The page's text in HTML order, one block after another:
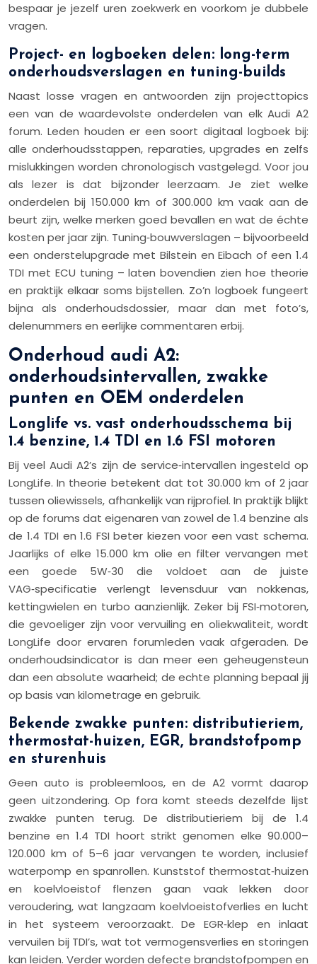
bespaar je jezelf uren zoekwerk en voorkom je dubbele
vragen.
Project- en logboeken delen: long-term
onderhoudsverslagen en tuning-builds
Naast losse vragen en antwoorden zijn projecttopics
een van de waardevolste onderdelen van elk Audi A2
forum. Leden houden er een soort digitaal logboek bij:
alle onderhoudsstappen, reparaties, upgrades en zelfs
mislukkingen worden chronologisch vastgelegd. Voor jou
als lezer is dat bijzonder leerzaam. Je ziet welke
onderdelen bij 150.000 km of 300.000 km vaak aan de
beurt zijn, welke merken goed bevallen en wat de échte
kosten per jaar zijn. Tuning‑bouwverslagen – bijvoorbeeld
een onderstelupgrade met Bilstein en Eibach of een 1.4
TDI met ECU tuning – laten bovendien zien hoe theorie
en praktijk elkaar soms bijstellen. Zo’n logboek fungeert
bijna als onderhoudsdossier, maar dan met foto’s,
delenummers en eerlijke commentaren erbij.
Onderhoud audi A2:
onderhoudsintervallen, zwakke
punten en OEM onderdelen
Longlife vs. vast onderhoudsschema bij
1.4 benzine, 1.4 TDI en 1.6 FSI motoren
Bij veel Audi A2’s zijn de service‑intervallen ingesteld op
LongLife. In theorie betekent dat tot 30.000 km of 2 jaar
tussen oliewissels, afhankelijk van rijprofiel. In praktijk blijkt
op de forums dat eigenaren van zowel de 1.4 benzine als
de 1.4 TDI en 1.6 FSI beter kiezen voor een vast schema.
Jaarlijks of elke 15.000 km olie en filter vervangen met
een goede 5W‑30 die voldoet aan de juiste
VAG‑specificatie verlengt levensduur van nokkenas,
kettingwielen en turbo aanzienlijk. Zeker bij FSI‑motoren,
die gevoeliger zijn voor vervuiling en oliekwaliteit, wordt
LongLife door ervaren forumleden vaak afgeraden. De
onderhoudsindicator is dan meer een geheugensteun
dan een absolute waarheid; de echte planning bepaal jij
op basis van kilometrage en gebruik.
Bekende zwakke punten: distributieriem,
thermostat-huizen, EGR, brandstofpomp
en sturenhuis
Geen auto is probleemloos, en de A2 vormt daarop
geen uitzondering. Op fora komt steeds dezelfde lijst
zwakke punten terug. De distributieriem bij de 1.4
benzine en 1.4 TDI hoort strikt genomen elke 90.000–
120.000 km of 5–6 jaar vervangen te worden, inclusief
waterpomp en spanrollen. Kunststof thermostat‑huizen
en koelvloeistof flenzen gaan vaak lekken door
veroudering, wat langzaam koelvloeistofverlies en lucht
in het systeem veroorzaakt. De EGR‑klep en inlaat
vervuilen bij TDI’s, wat tot vermogensverlies en storingen
kan leiden. Verder worden defecte brandstofpompen en